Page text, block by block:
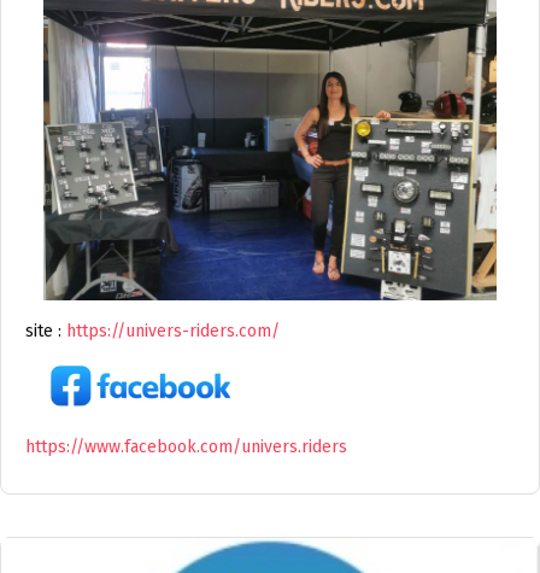
site : https://univers-riders.com/
https://www.facebook.com/univers.riders